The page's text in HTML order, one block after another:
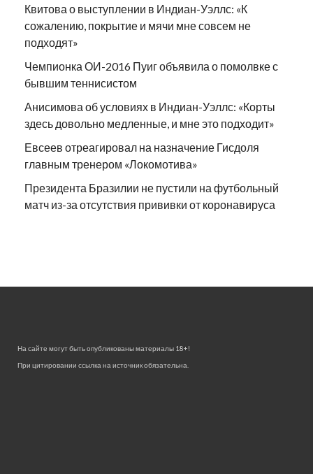
Квитова о выступлении в Индиан-Уэллс: «К
сожалению, покрытие и мячи мне совсем не
подходят»
Чемпионка ОИ-2016 Пуиг объявила о помолвке с
бывшим теннисистом
Анисимова об условиях в Индиан-Уэллс: «Корты
здесь довольно медленные, и мне это подходит»
Евсеев отреагировал на назначение Гисдоля
главным тренером «Локомотива»
Президента Бразилии не пустили на футбольный
матч из-за отсутствия прививки от коронавируса
На сайте могут быть опубликованы материалы 18+!
При цитировании ссылка на источник обязательна.